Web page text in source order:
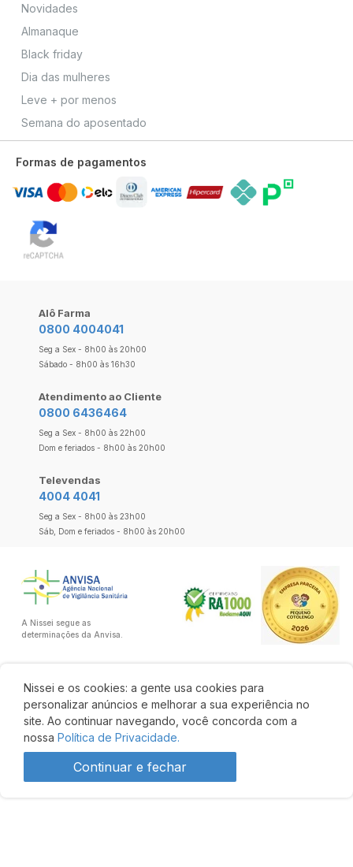
Nissei e os cookies: a gente usa cookies para
personalizar anúncios e melhorar a sua experiência no
site. Ao continuar navegando, você concorda com a
nossa Política de Privacidade.
Continuar e fechar
Novidades
Almanaque
Black friday
Dia das mulheres
Leve + por menos
Semana do aposentado
Formas de pagamentos
Alô Farma
0800 4004041
Seg a Sex - 8h00 às 20h00
Sábado - 8h00 às 16h30
Atendimento ao Cliente
0800 6436464
Seg a Sex - 8h00 às 22h00
Dom e feriados - 8h00 às 20h00
Televendas
4004 4041
Seg a Sex - 8h00 às 23h00
Sáb, Dom e feriados - 8h00 às 20h00
A Nissei segue as
determinações da Anvisa.